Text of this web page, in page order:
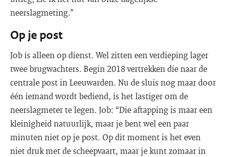
neerslagmeting.”
Op je post
Job is alleen op dienst. Wel zitten een verdieping lager
twee brugwachters. Begin 2018 vertrekken die naar de
centrale post in Leeuwarden. Nu de sluis nog maar door
één iemand wordt bediend, is het lastiger om de
neerslagmeter te legen. Job: “Die aftapping is maar een
kleinigheid natuurlijk, maar je bent wel een paar
minuten niet op je post. Op dit moment is het even
niet druk met de scheepvaart, maar je kunt zomaar in